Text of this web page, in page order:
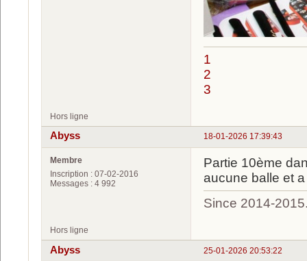
1
2
3
Hors ligne
18-01-2026 17:39:43
Abyss
Membre
Inscription : 07-02-2016
Messages : 4 992
Partie 10ème
aucune balle et
Since 2014-
Hors ligne
25-01-2026 20:53:22
Abyss